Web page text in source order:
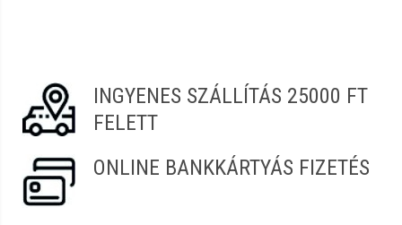
Debóra 2021.07.31. 09:39
INGYENES SZÁLLÍTÁS 25000 FT
FELETT
ONLINE BANKKÁRTYÁS FIZETÉS